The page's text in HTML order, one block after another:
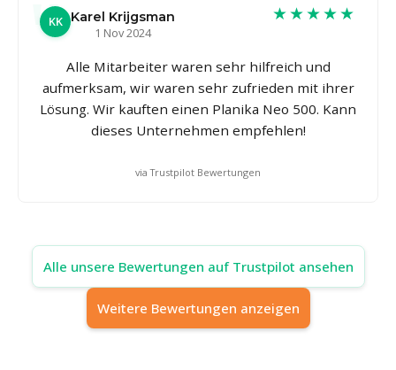
KK Karel Krijgsman
1 Nov 2024
★★★★★
Alle Mitarbeiter waren sehr hilfreich und
aufmerksam, wir waren sehr zufrieden mit ihrer
Lösung. Wir kauften einen Planika Neo 500. Kann
dieses Unternehmen empfehlen!
via Trustpilot Bewertungen
Alle unsere Bewertungen auf Trustpilot ansehen
Weitere Bewertungen anzeigen